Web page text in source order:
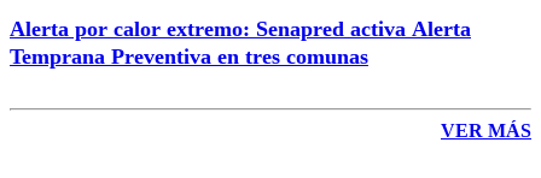
Alerta por calor extremo: Senapred activa Alerta
Temprana Preventiva en tres comunas
VER MÁS